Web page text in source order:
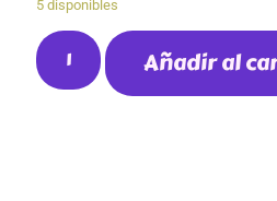
5 disponibles
Añadir al